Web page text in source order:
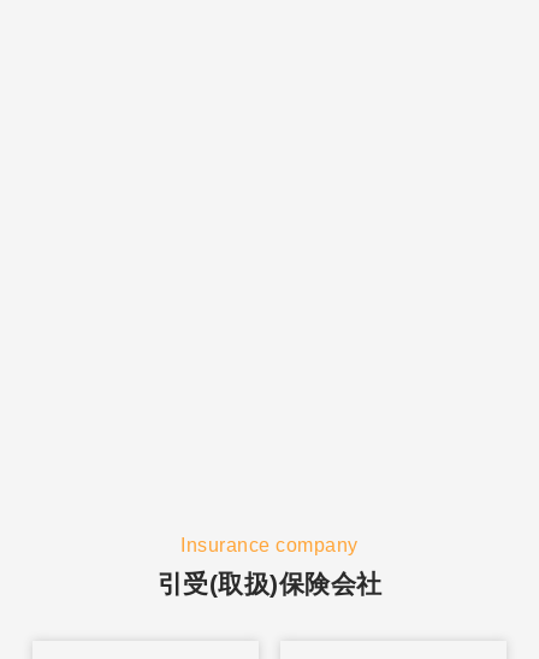
Insurance company
引受(取扱)保険会社